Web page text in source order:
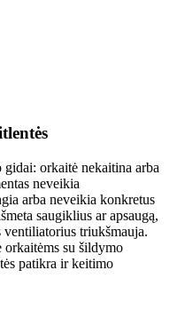
orkaitė nekaitina arba
neveikia
arba neveikia konkretus
saugiklius ar apsaugą,
ventiliatorius triukšmauja.
su šildymo
patikra ir keitimo